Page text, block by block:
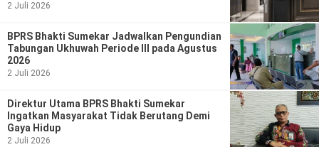
2 Juli 2026
BPRS Bhakti Sumekar Jadwalkan Pengundian
Tabungan Ukhuwah Periode III pada Agustus
2026
2 Juli 2026
Direktur Utama BPRS Bhakti Sumekar
Ingatkan Masyarakat Tidak Berutang Demi
Gaya Hidup
2 Juli 2026